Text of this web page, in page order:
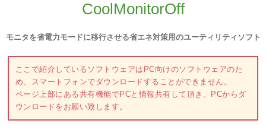
CoolMonitorOff
モニタを省電力モードに移行させる省エネ対策用のユーティリティソフト
ここで紹介しているソフトウェアはPC向けのソフトウェアのた
め、スマートフォンでダウンロードすることができません。
ページ上部にある共有機能でPCと情報共有して頂き、PCからダ
ウンロードをお願い致します。